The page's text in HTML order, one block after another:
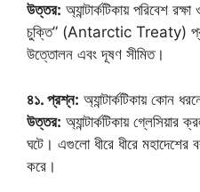
উত্তর: অ্যান্টার্কটিকায় পরিবেশ
চুক্তি” (Antarctic Treaty)
উত্তোলন এবং দূষণ সীমিত।
৪১. প্রশ্ন: অ্যান্টার্কটিকায় কোন
উত্তর: অ্যান্টার্কটিকায়
ঘটে। এগুলো ধীরে ধীরে মহাদেশের
করে।